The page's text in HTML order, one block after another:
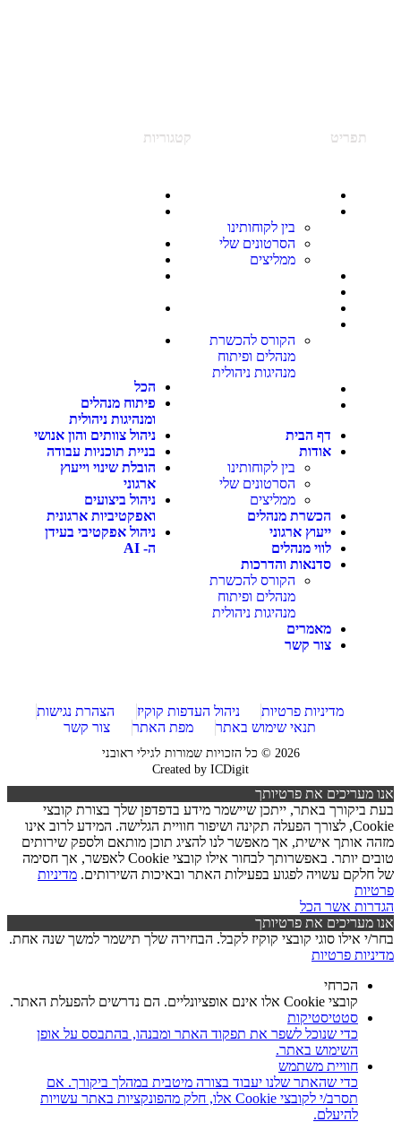
תפריט
בין לקוחותינו
הסרטונים שלי
ממליצים
הקורס להכשרת
מנהלים ופיתוח
מנהיגות ניהולית
דף הבית
אודות
בין לקוחותינו
הסרטונים שלי
ממליצים
הכשרת מנהלים
ייעוץ ארגוני
לווי מנהלים
סדנאות והדרכות
הקורס להכשרת
מנהלים ופיתוח
מנהיגות ניהולית
מאמרים
צור קשר
קטגוריות
הכל
פיתוח מנהלים
ומנהיגות ניהולית
ניהול צוותים והון אנושי
בניית תוכניות עבודה
הובלת שינוי וייעוץ
ארגוני
ניהול ביצועים
ואפקטיביות ארגונית
ניהול אפקטיבי בעידן
ה- AI
מדיניות פרטיות ניהול העדפות קוקיז
הצהרת נגישות
תנאי שימוש באתר
מפת האתר צור קשר
2026 © כל הזכויות שמורות לגילי ראובני
Created by ICDigit
אנו מעריכים את פרטיותך
בעת ביקורך באתר, ייתכן שיישמר מידע בדפדפן שלך בצורת קובצי
Cookie, לצורך הפעלה תקינה ושיפור חוויית הגלישה. המידע לרוב אינו
מזהה אותך אישית, אך מאפשר לנו להציג תוכן מותאם ולספק שירותים
טובים יותר. באפשרותך לבחור אילו קובצי Cookie לאפשר, אך חסימה
של חלקם עשויה לפגוע בפעילות האתר ובאיכות השירותים. מדיניות
פרטיות
הגדרות אשר הכל
אנו מעריכים את פרטיותך
בחר/י אילו סוגי קובצי קוקיז לקבל. הבחירה שלך תישמר למשך שנה אחת.
מדיניות פרטיות
הכרחי
קובצי Cookie אלו אינם אופציונליים. הם נדרשים להפעלת האתר.
סטטיסטיקות
כדי שנוכל לשפר את תפקוד האתר ומבנהו, בהתבסס על אופן
השימוש באתר.
חוויית משתמש
כדי שהאתר שלנו יעבוד בצורה מיטבית במהלך ביקורך. אם
תסרב/י לקובצי Cookie אלו, חלק מהפונקציות באתר עשויות
להיעלם.